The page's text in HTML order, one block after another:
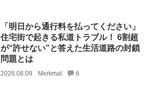
「明日から通行料を払ってください」
住宅街で起きる私道トラブル！ 6割超
が“許せない”と答えた生活道路の封鎖
問題とは
2026.08.09 Merkmal 6